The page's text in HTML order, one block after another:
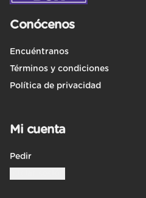
Conócenos
Encuéntranos
Términos y condiciones
Política de privacidad
Mi cuenta
Pedir